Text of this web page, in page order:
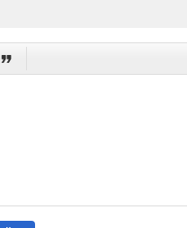
